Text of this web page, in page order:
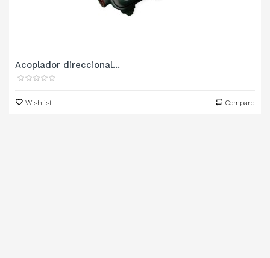
Acoplador direccional...
Wishlist Compare